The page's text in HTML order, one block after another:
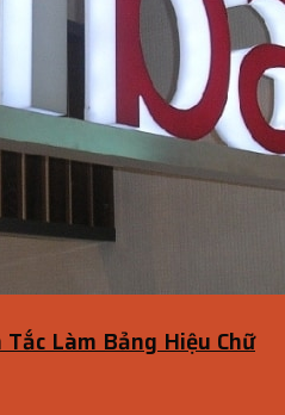
Làm Bảng Hiệu Chữ